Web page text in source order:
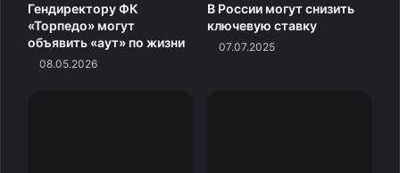
Гендиректору ФК
«Торпедо» могут
объявить «аут» по жизни
08.05.2026
В России могут снизить
ключевую ставку
07.07.2025